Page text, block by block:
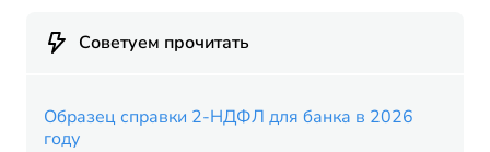
Советуем прочитать
Образец справки 2-НДФЛ для банка в 2026
году